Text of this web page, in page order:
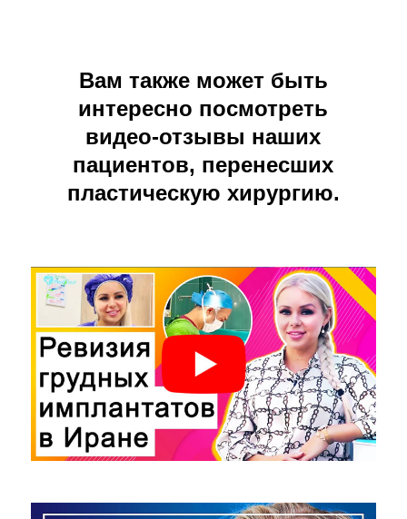
Вам также может быть
интересно посмотреть
видео-отзывы наших
пациентов, перенесших
пластическую хирургию.